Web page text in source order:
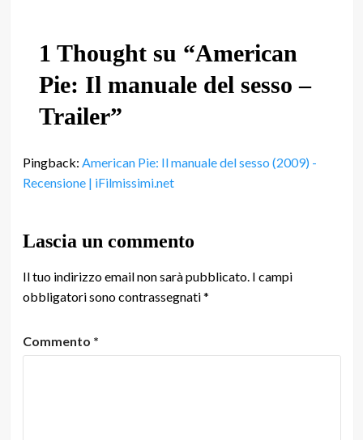
1 Thought su “American
Pie: Il manuale del sesso –
Trailer”
Pingback: American Pie: Il manuale del sesso (2009) -
Recensione | iFilmissimi.net
Lascia un commento
Il tuo indirizzo email non sarà pubblicato. I campi
obbligatori sono contrassegnati*
Commento *